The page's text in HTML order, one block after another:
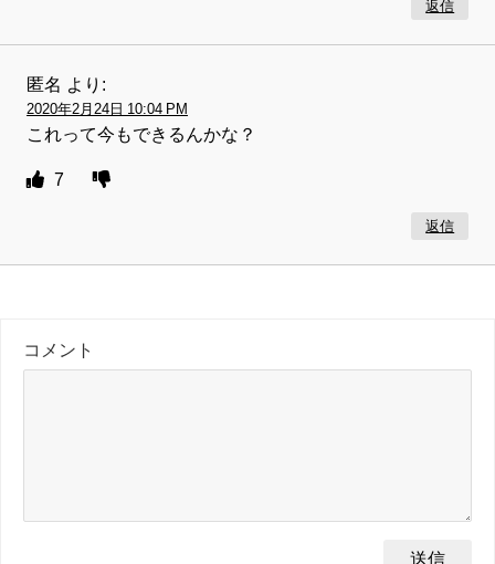
返信
匿名 より:
2020年2月24日 10:04 PM
これって今もできるんかな？
7
返信
コメント